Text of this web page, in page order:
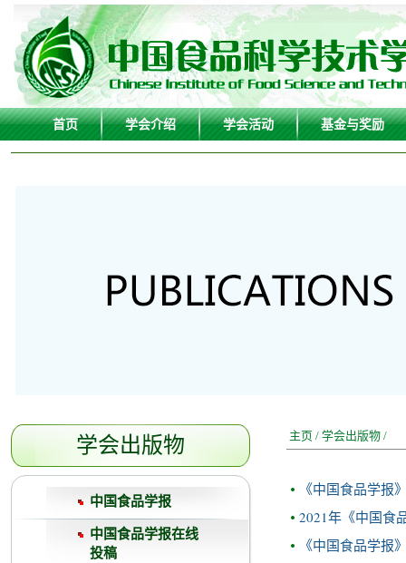
首页 学会介绍 学会活动 基金与奖励
学会出版物
中国食品学报
中国食品学报在线
投稿
主页 / 学会出版物 /
《中国食品学
2021年《中国食
《中国食品学报